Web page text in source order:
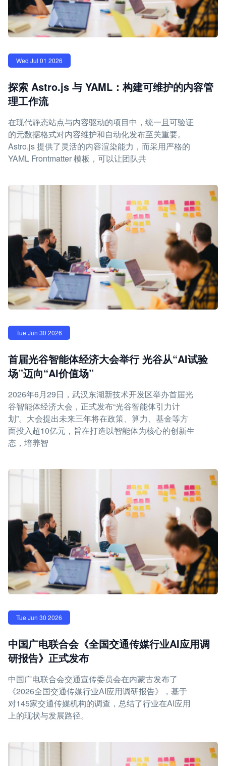
Wed Jul 01 2026
探索 Astro.js 与 YAML：构建可维护的内容管
理工作流
在现代静态站点与内容驱动的项目中，统一且可验证
的元数据格式对内容维护和自动化发布至关重要。
Astro.js 提供了灵活的内容渲染能力，而采用严格的
YAML Frontmatter 模板，可以让团队共
Tue Jun 30 2026
首届光谷智能体经济大会举行 光谷从“AI试验
场”迈向“AI价值场”
2026年6月29日，武汉东湖新技术开发区举办首届光
谷智能体经济大会，正式发布“光谷智能体引力计
划”。大会提出未来三年将在政策、算力、基金等方
面投入超10亿元，旨在打造以智能体为核心的创新生
态，培养智
Tue Jun 30 2026
中国广电联合会《全国交通传媒行业AI应用调
研报告》正式发布
中国广电联合会交通宣传委员会在内蒙古发布了
《2026全国交通传媒行业AI应用调研报告》，基于
对145家交通传媒机构的调查，总结了行业在AI应用
上的现状与发展路径。